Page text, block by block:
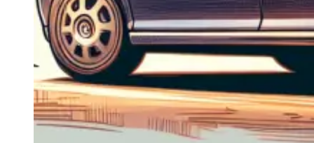
Navigație Skoda Fabia 1
Navigație Skoda Fabia 2
Navigație Skoda Octavia 1
Navigație Skoda Octavia 2
Navigație Skoda Octavia 3
Navigație Skoda Rapid
Navigație Skoda Superb 1
Navigație Skoda Superb 2
Navigație Toyota Avensis T25
Portbagaj Plafon Auto
Sub 350 Litri